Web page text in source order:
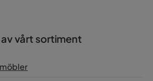
vårt sortiment